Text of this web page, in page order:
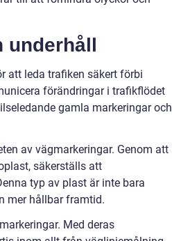
att leda trafiken säkert förbi
förändringar i trafikflödet
gamla markeringar och
av vägmarkeringar. Genom att
säkerställs att
typ av plast är inte bara
mer hållbar framtid.
Med deras